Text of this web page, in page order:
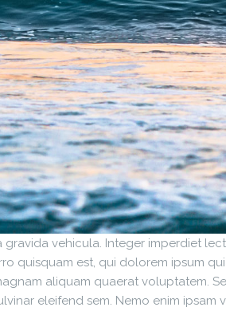
vehicula. Integer imperdiet
quisquam est, qui dolorem ipsum
aliquam quaerat voluptatem.
eleifend sem. Nemo enim ipsam